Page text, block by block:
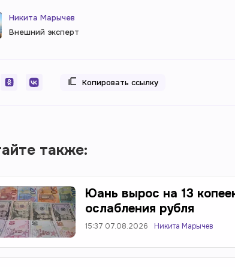
Никита Марычев
Внешний эксперт
Копировать ссылку
также:
Юань вырос на 13
ослабления рубля
15:37 07.08.2026 Никита Марычев